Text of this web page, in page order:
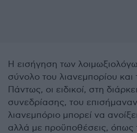
Η εισήγηση των
σύνολο του λιανεμπορίου
Πάντως, οι ειδικοί, στη
συνεδρίασης, του επισήμαναν
λιανεμπόριο μπορεί να
αλλά με προϋποθέσεις, όπως